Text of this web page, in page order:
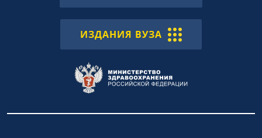
ИЗДАНИЯ ВУЗА